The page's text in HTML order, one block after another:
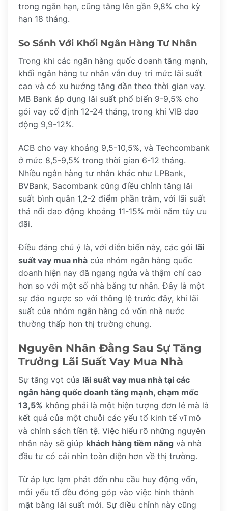
trong ngắn hạn, cũng tăng lên gần 9,8% cho kỳ
hạn 18 tháng.
So Sánh Với Khối Ngân Hàng Tư Nhân
Trong khi các ngân hàng quốc doanh tăng mạnh,
khối ngân hàng tư nhân vẫn duy trì mức lãi suất
cao và có xu hướng tăng dần theo thời gian vay.
MB Bank áp dụng lãi suất phổ biến 9-9,5% cho
gói vay cố định 12-24 tháng, trong khi VIB dao
động 9,9-12%.
ACB cho vay khoảng 9,5-10,5%, và Techcombank
ở mức 8,5-9,5% trong thời gian 6-12 tháng.
Nhiều ngân hàng tư nhân khác như LPBank,
BVBank, Sacombank cũng điều chỉnh tăng lãi
suất bình quân 1,2-2 điểm phần trăm, với lãi suất
thả nổi dao động khoảng 11-15% mỗi năm tùy ưu
đãi.
Điều đáng chú ý là, với diễn biến này, các gói lãi
suất vay mua nhà của nhóm ngân hàng quốc
doanh hiện nay đã ngang ngửa và thậm chí cao
hơn so với một số nhà băng tư nhân. Đây là một
sự đảo ngược so với thông lệ trước đây, khi lãi
suất của nhóm ngân hàng có vốn nhà nước
thường thấp hơn thị trường chung.
Nguyên Nhân Đằng Sau Sự Tăng
Trưởng Lãi Suất Vay Mua Nhà
Sự tăng vọt của lãi suất vay mua nhà tại các
ngân hàng quốc doanh tăng mạnh, chạm mốc
13,5% không phải là một hiện tượng đơn lẻ mà là
kết quả của một chuỗi các yếu tố kinh tế vĩ mô
và chính sách tiền tệ. Việc hiểu rõ những nguyên
nhân này sẽ giúp khách hàng tiềm năng và nhà
đầu tư có cái nhìn toàn diện hơn về thị trường.
Từ áp lực lạm phát đến nhu cầu huy động vốn,
mỗi yếu tố đều đóng góp vào việc hình thành
mặt bằng lãi suất mới. Sự điều chỉnh này cũng